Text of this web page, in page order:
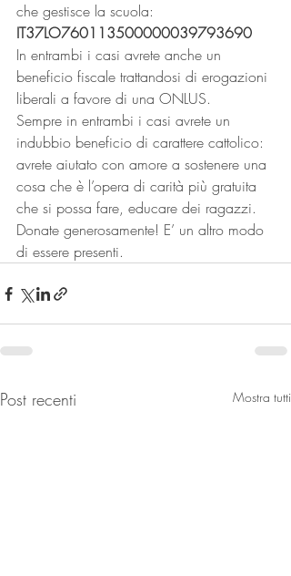
che gestisce la scuola:
IT37LO760113500000039793690
In entrambi i casi avrete anche un
beneficio fiscale trattandosi di erogazioni
liberali a favore di una ONLUS.
Sempre in entrambi i casi avrete un
indubbio beneficio di carattere cattolico:
avrete aiutato con amore a sostenere una
cosa che è l’opera di carità più gratuita
che si possa fare, educare dei ragazzi.
Donate generosamente! E’ un altro modo
di essere presenti.
Post recenti Mostra tutti